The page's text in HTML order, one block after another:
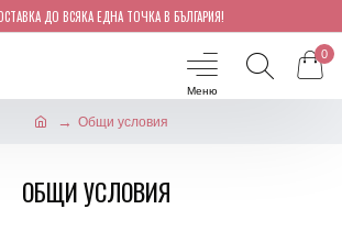
ДО ВСЯКА ЕДНА ТОЧКА В БЪЛГАРИЯ!
0
Общи условия
ОБЩИ УСЛОВИЯ